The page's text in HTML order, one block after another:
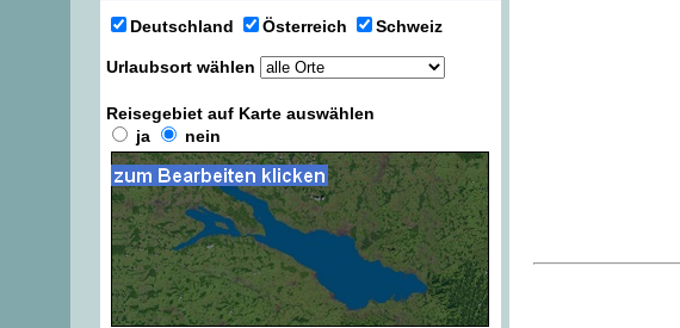
Urlaubsort wählen
Deutschland Österreich Schweiz
Reisegebiet auf Karte auswählen
ja
nein